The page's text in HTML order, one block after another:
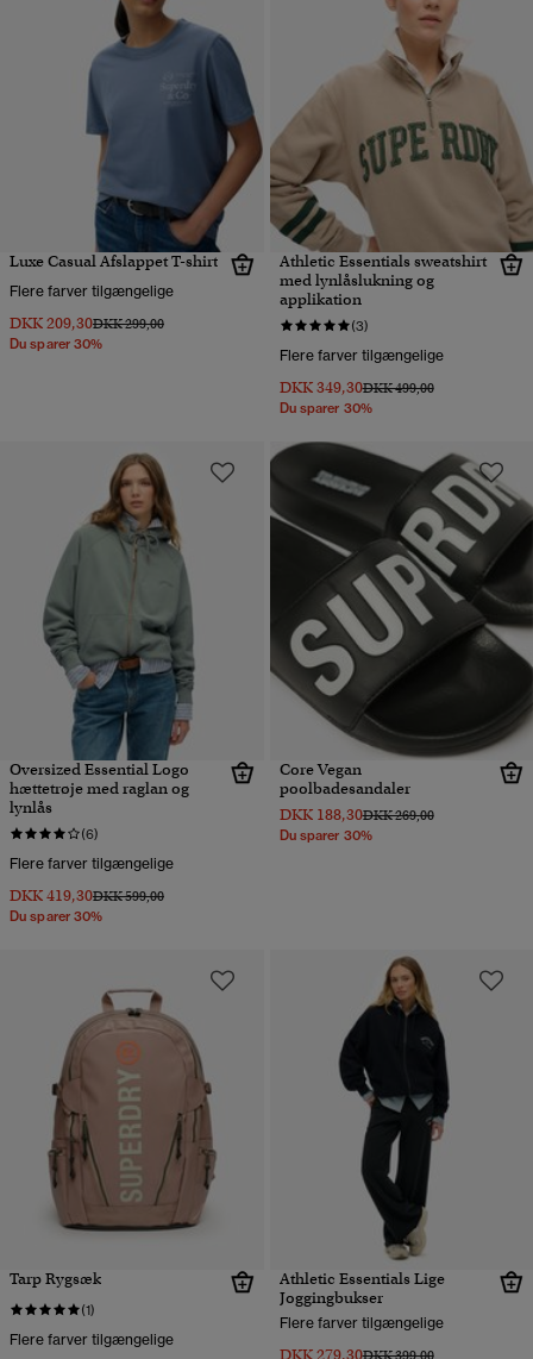
Luxe Casual Afslappet T-shirt
Flere farver tilgængelige
DKK 209,30Pris nedsat fra
DKK 299,00til
Du sparer 30%
Athletic Essentials sweatshirt
med lynlåslukning og
applikation
(3)
Flere farver tilgængelige
DKK 349,30Pris nedsat fra
DKK 499,00til
Du sparer 30%
Oversized Essential Logo
hættetrøje med raglan og
lynlås
(6)
Flere farver tilgængelige
DKK 419,30Pris nedsat fra
DKK 599,00til
Du sparer 30%
Core Vegan
poolbadesandaler
DKK 188,30Pris nedsat fra
DKK 269,00til
Du sparer 30%
Tarp Rygsæk
(1)
Flere farver tilgængelige
Athletic Essentials Lige
Joggingbukser
Flere farver tilgængelige
DKK 279,30Pris nedsat fra
DKK 399,00til